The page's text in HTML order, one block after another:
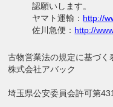
認願いします。
ヤマト運輸： http://
佐川急便： http://
古物営業法の規定に基づく
株式会社アバック
埼玉県公安委員会許可第